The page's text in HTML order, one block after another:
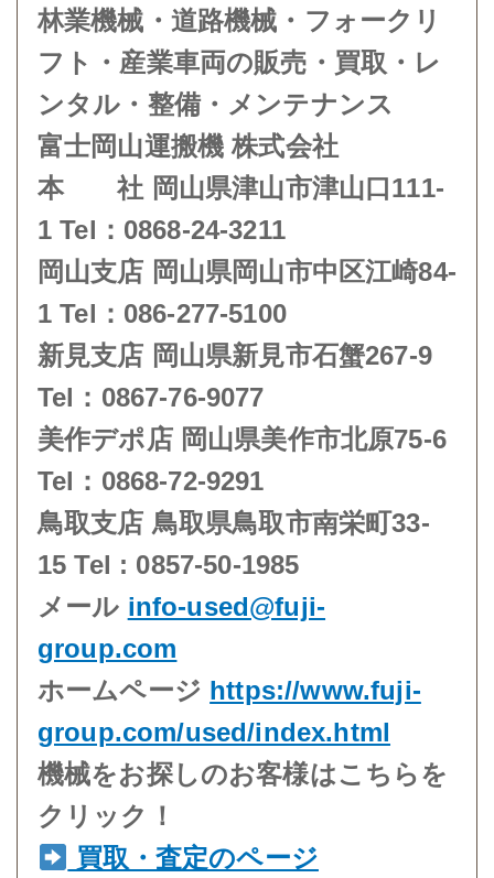
林業機械・道路機械・フォークリ
フト・産業車両の販売・買取・レ
ンタル・整備・メンテナンス
富士岡山運搬機 株式会社
本 社 岡山県津山市津山口111-
1 Tel：0868-24-3211
岡山支店 岡山県岡山市中区江崎84-
1 Tel：086-277-5100
新見支店 岡山県新見市石蟹267-9
Tel：0867-76-9077
美作デポ店 岡山県美作市北原75-6
Tel：0868-72-9291
鳥取支店 鳥取県鳥取市南栄町33-
15 Tel : 0857-50-1985
メール info-used@fuji-
group.com
ホームページ https://www.fuji-
group.com/used/index.html
機械をお探しのお客様はこちらを
クリック！
買取・査定のページ